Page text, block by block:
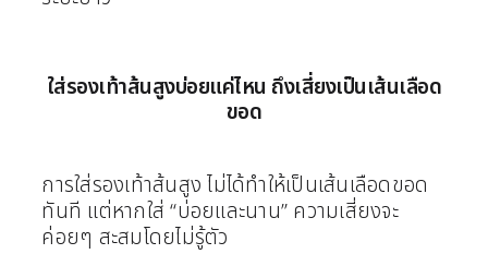
ใส่รองเท้าส้นสูงบ่อยแค่ไหน ถึงเสี่ยงเป็นเส้นเลือด
ขอด
การใส่รองเท้าส้นสูง ไม่ได้ทำให้เป็นเส้นเลือดขอด
ทันที แต่หากใส่ “บ่อยและนาน” ความเสี่ยงจะ
ค่อยๆ สะสมโดยไม่รู้ตัว